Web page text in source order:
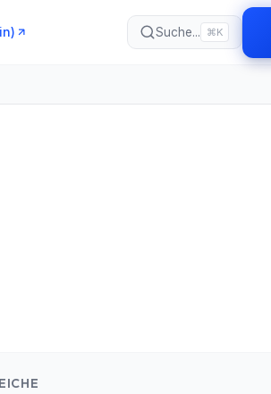
Suche... ⌘K